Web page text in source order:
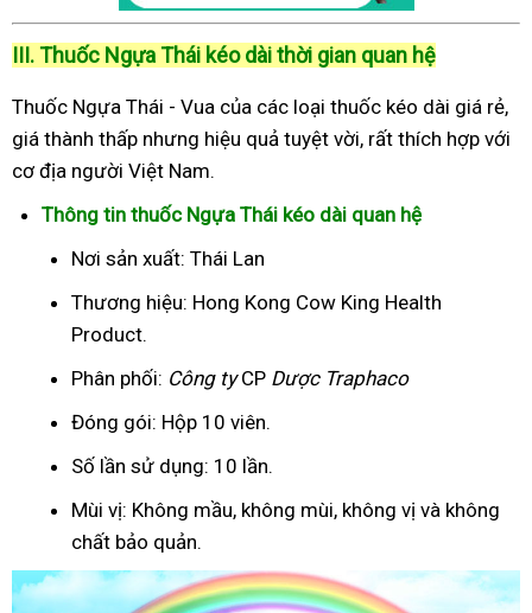
III. Thuốc Ngựa Thái kéo dài thời gian quan hệ
Thuốc Ngựa Thái - Vua của các loại thuốc kéo dài giá rẻ,
giá thành thấp nhưng hiệu quả tuyệt vời, rất thích hợp với
cơ địa người Việt Nam.
Thông tin thuốc Ngựa Thái kéo dài quan hệ
Nơi sản xuất: Thái Lan
Thương hiệu: Hong Kong Cow King Health
Product.
Phân phối: Công tyCP Dược Traphaco
Đóng gói: Hộp 10 viên.
Số lần sử dụng: 10 lần.
Mùi vị: Không mầu, không mùi, không vị và không
chất bảo quản.